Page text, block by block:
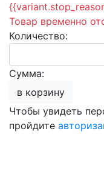
Товар временно
Количество:
Сумма:
в корзину
Чтобы увидеть
пройдите